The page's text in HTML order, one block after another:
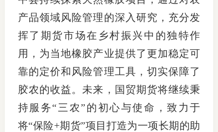
乡村振
联系我
招聘信
协会采
产品领域风险管理的深入研究，充分发
挥了期货市场在乡村振兴中的独特作
用，为当地橡胶产业提供了更加稳定可
靠的定价和风险管理工具，切实保障了
胶农的收益。未来，国贸期货将继续秉
持服务“三农 ”的初心与使命，致力于
将“保险+期货”项目打造为一项长期的助